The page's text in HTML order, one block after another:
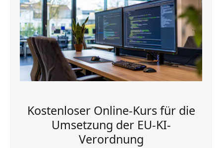
Kostenloser Online-Kurs für die
Umsetzung der EU-KI-
Verordnung